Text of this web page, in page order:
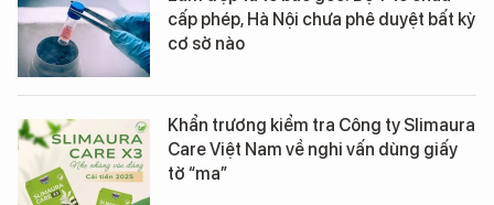
cấp phép, Hà Nội chưa phê duyệt bất kỳ
cơ sở nào
Khẩn trương kiểm tra Công ty Slimaura
Care Việt Nam về nghi vấn dùng giấy
tờ “ma”